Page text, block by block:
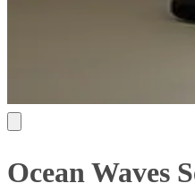
Ocean Waves